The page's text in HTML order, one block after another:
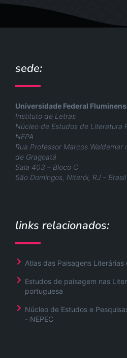
sede:
Universidade Federal
Instituto de Letras
Núcleo de Estudos de Literatura
NEPA
Rua Professor Marcos Waldemar
de Gragoatá
Sala 403 – Bloco C
São Domingos, Niterói, RJ –
links relacionados:
Atlas das Paisagens
Estudos de paisagem nas
portuguesa
Núcleo de Estudos e
- NEPEC